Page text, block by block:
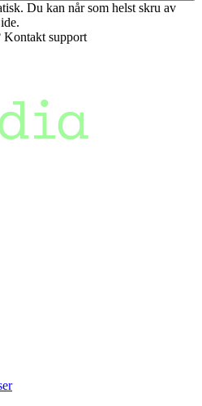
Du kan når som helst skru av
Kontakt support